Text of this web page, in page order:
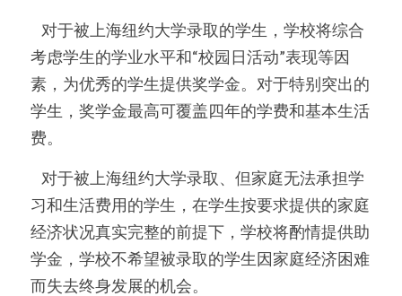
考虑学生的学业水平和“校园日活动”表现等因
素，为优秀的学生提供奖学金。对于特别突出的
学生，奖学金最高可覆盖四年的学费和基本生活
费。
习和生活费用的学生，在学生按要求提供的家庭
经济状况真实完整的前提下，学校将酌情提供助
学金，学校不希望被录取的学生因家庭经济困难
而失去终身发展的机会。